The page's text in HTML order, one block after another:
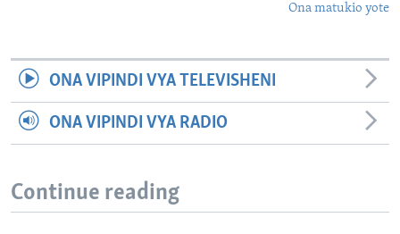
Ona matukio yote
ONA VIPINDI VYA TELEVISHENI
ONA VIPINDI VYA RADIO
Continue reading